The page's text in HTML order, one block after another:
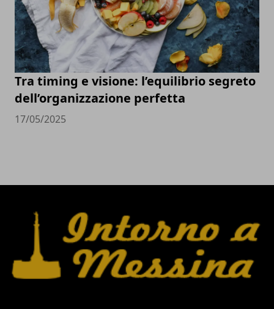
Tra timing e visione: l’equilibrio segreto
dell’organizzazione perfetta
17/05/2025